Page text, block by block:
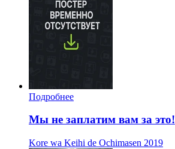
Подробнее
Мы не заплатим вам за это!
Kore wa Keihi de Ochimasen 2019